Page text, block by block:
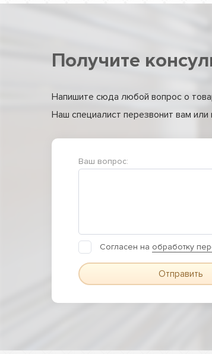
Получите
Напишите сюда любой вопрос о
Наш специалист перезвонит вам
Ваш вопрос:
Согласен на обработку
Отправить